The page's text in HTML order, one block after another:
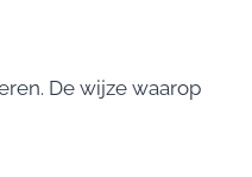
De wijze waarop